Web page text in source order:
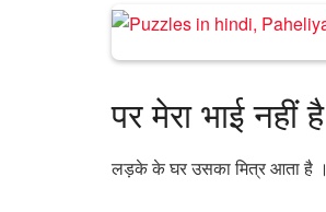
पर मेरा भाई
लड़के के घर उसका मित्र आता है ।